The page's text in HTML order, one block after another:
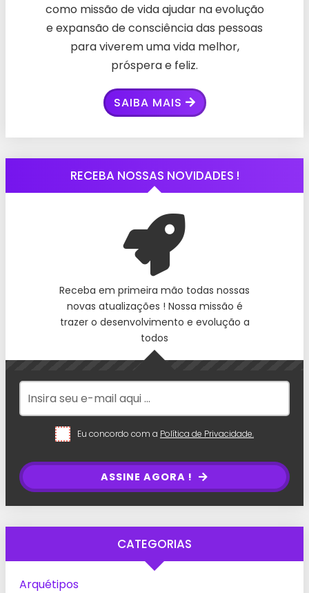
como missão de vida ajudar na evolução
e expansão de consciência das pessoas
para viverem uma vida melhor,
próspera e feliz.
SAIBA MAIS
RECEBA NOSSAS NOVIDADES !
Receba em primeira mão todas nossas
novas atualizações ! Nossa missão é
trazer o desenvolvimento e evolução a
todos
Eu concordo com a Política de Privacidade.
ASSINE AGORA !
CATEGORIAS
Arquétipos